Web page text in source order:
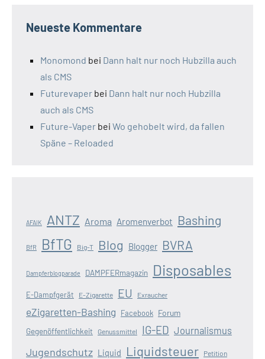
Neueste Kommentare
Monomond bei Dann halt nur noch Hubzilla auch
als CMS
Futurevaper bei Dann halt nur noch Hubzilla
auch als CMS
Future-Vaper bei Wo gehobelt wird, da fallen
Späne – Reloaded
AFAIK ANTZ Aroma Aromenverbot Bashing
BfR BfTG Big-T Blog Blogger BVRA
Dampferblogparade DAMPFERmagazin Disposables
E-Dampfgerät E-Zigarette EU Exraucher
eZigaretten-Bashing Facebook Forum
Gegenöffentlichkeit Genussmittel IG-ED Journalismus
Jugendschutz Liquid Liquidsteuer Petition